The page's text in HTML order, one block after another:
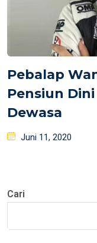
Pebalap
Pensiun
Dewasa
Posted
Juni 11, 2020
Cari